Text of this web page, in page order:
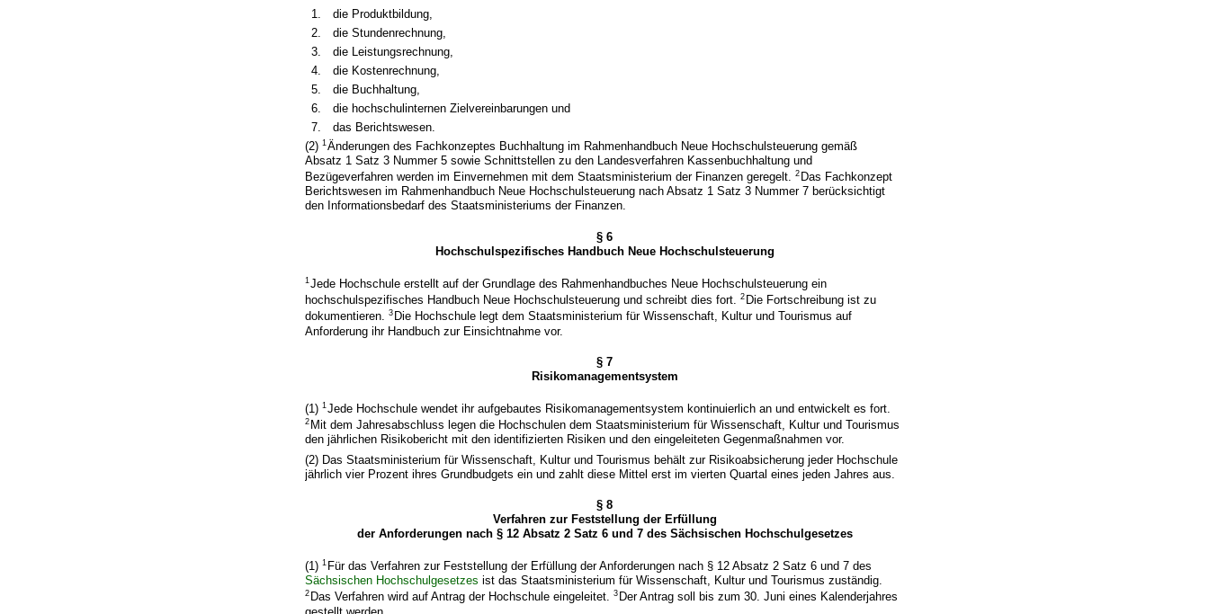
1.
die Produktbildung,
2.
die Stundenrechnung,
3.
die Leistungsrechnung,
4.
die Kostenrechnung,
5.
die Buchhaltung,
6.
die hochschulinternen Zielvereinbarungen und
7.
das Berichtswesen.
(2)1 Änderungen des Fachkonzeptes Buchhaltung im Rahmenhandbuch Neue Hochschulsteuerung gemäß
Absatz 1 Satz 3 Nummer 5 sowie Schnittstellen zu den Landesverfahren Kassenbuchhaltung und
Bezügeverfahren werden im Einvernehmen mit dem Staatsministerium der Finanzen geregelt.2 Das Fachkonzept
Berichtswesen im Rahmenhandbuch Neue Hochschulsteuerung nach Absatz 1 Satz 3 Nummer 7 berücksichtigt
den Informationsbedarf des Staatsministeriums der Finanzen.
§ 6
Hochschulspezifisches Handbuch Neue Hochschulsteuerung
1 Jede Hochschule erstellt auf der Grundlage des Rahmenhandbuches Neue Hochschulsteuerung ein
hochschulspezifisches Handbuch Neue Hochschulsteuerung und schreibt dies fort.2 Die Fortschreibung ist zu
dokumentieren.3 Die Hochschule legt dem Staatsministerium für Wissenschaft, Kultur und Tourismus auf
Anforderung ihr Handbuch zur Einsichtnahme vor.
§ 7
Risikomanagementsystem
(1)1 Jede Hochschule wendet ihr aufgebautes Risikomanagementsystem kontinuierlich an und entwickelt es fort.
2 Mit dem Jahresabschluss legen die Hochschulen dem Staatsministerium für Wissenschaft, Kultur und Tourismus
den jährlichen Risikobericht mit den identifizierten Risiken und den eingeleiteten Gegenmaßnahmen vor.
(2) Das Staatsministerium für Wissenschaft, Kultur und Tourismus behält zur Risikoabsicherung jeder Hochschule
jährlich vier Prozent ihres Grundbudgets ein und zahlt diese Mittel erst im vierten Quartal eines jeden Jahres aus.
§ 8
Verfahren zur Feststellung der Erfüllung
der Anforderungen nach § 12 Absatz 2 Satz 6 und 7 des Sächsischen Hochschulgesetzes
(1)1 Für das Verfahren zur Feststellung der Erfüllung der Anforderungen nach § 12 Absatz 2 Satz 6 und 7 des
Sächsischen Hochschulgesetzes ist das Staatsministerium für Wissenschaft, Kultur und Tourismus zuständig.
2 Das Verfahren wird auf Antrag der Hochschule eingeleitet.3 Der Antrag soll bis zum 30. Juni eines Kalenderjahres